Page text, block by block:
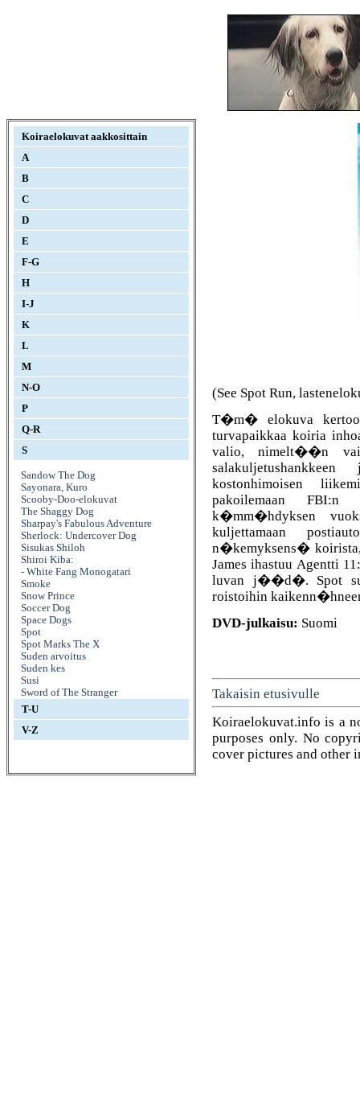
Koiraelokuvat aakkosittain
A
B
C
D
E
F-G
H
I-J
K
L
M
N-O
P
Q-R
S
Sandow The Dog
Sayonara, Kuro
Scooby-Doo-elokuvat
The Shaggy Dog
Sharpay's Fabulous Adventure
Sherlock: Undercover Dog
Sisukas Shiloh
Shiroi Kiba:
- White Fang Monogatari
Smoke
Snow Prince
Soccer Dog
Space Dogs
Spot
Spot Marks The X
Suden arvoitus
Suden kes
Susi
Sword of The Stranger
T-U
V-Z
(See Spot Run,
T�m� elokuva kertoo
turvapaikkaa koiria
valio, nimelt��n
kostonhimoisen
pakoilemaan FBI:n
k�mm�hdyksen
kuljettamaan
n�kemyksens�
James ihastuu Agentti
luvan j��d�. Spot
roistoihin
DVD-julkaisu: Suomi
Takaisin etusivulle
Koiraelokuvat.info is a
purposes only. No
cover pictures and other